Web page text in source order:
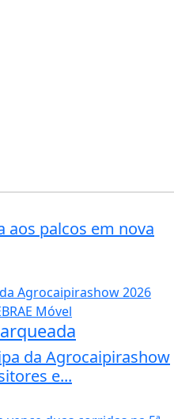
aos palcos em nova
da Agrocaipirashow
e...